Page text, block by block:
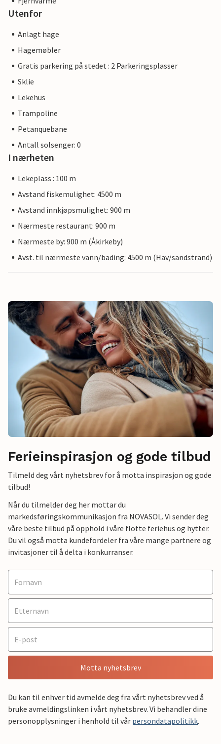
Utenfor
Anlagt hage
Hagemøbler
Gratis parkering på stedet : 2 Parkeringsplasser
Sklie
Lekehus
Trampoline
Petanquebane
Antall solsenger: 0
I nærheten
Lekeplass : 100 m
Avstand fiskemulighet: 4500 m
Avstand innkjøpsmulighet: 900 m
Nærmeste restaurant: 900 m
Nærmeste by: 900 m (Åkirkeby)
Avst. til nærmeste vann/bading: 4500 m (Hav/sandstrand)
Ferieinspirasjon og gode tilbud
Tilmeld deg vårt nyhetsbrev for å motta inspirasjon og gode
tilbud!
Når du tilmelder deg her mottar du
markedsføringskommunikasjon fra NOVASOL. Vi sender deg
våre beste tilbud på opphold i våre flotte feriehus og hytter.
Du vil også motta kundefordeler fra våre mange partnere og
invitasjoner til å delta i konkurranser.
Motta nyhetsbrev
Du kan til enhver tid avmelde deg fra vårt nyhetsbrev ved å
bruke avmeldingslinken i vårt nyhetsbrev. Vi behandler dine
personopplysninger i henhold til vår persondatapolitikk.